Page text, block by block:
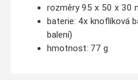
rozměry 95 x 50 x 30
baterie: 4x knoflíková
balení)
hmotnost: 77 g